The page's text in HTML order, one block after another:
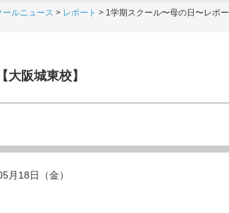
ールニュース > レポート > 1学期スクール〜母の日〜レポー
阪城東校】
月18日（金）